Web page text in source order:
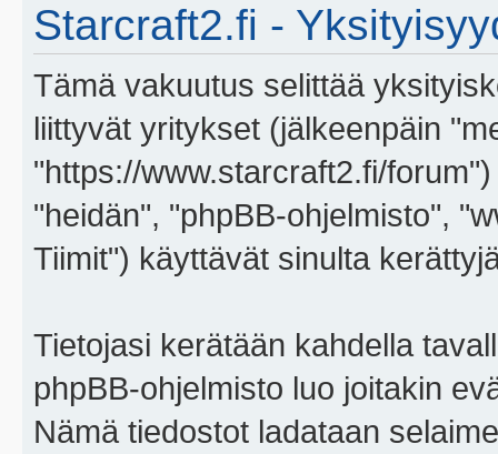
Starcraft2.fi -
Tämä vakuutus selittää
liittyvät yritykset (jälkeenpäin
"https://www.starcraft2.fi/
"heidän", "phpBB-ohjelmisto",
Tiimit") käyttävät sinulta
Tietojasi kerätään kahdella
phpBB-ohjelmisto luo joitakin
Nämä tiedostot ladataan